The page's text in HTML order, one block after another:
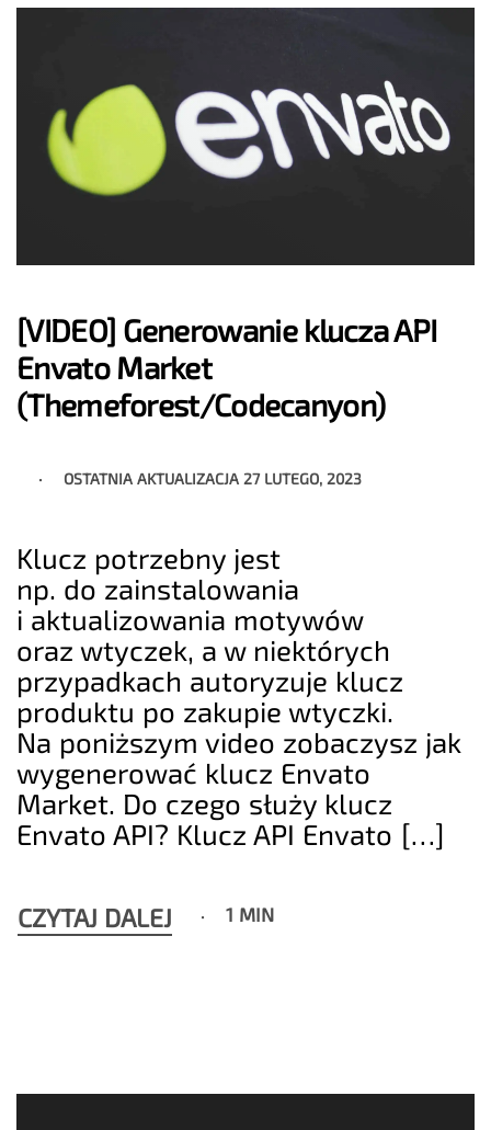
[VIDEO] Generowanie klucza API
Envato Market
(Themeforest/Codecanyon)
OSTATNIA AKTUALIZACJA 27 LUTEGO, 2023
Klucz potrzebny jest
np. do zainstalowania
i aktualizowania motywów
oraz wtyczek, a w niektórych
przypadkach autoryzuje klucz
produktu po zakupie wtyczki.
Na poniższym video zobaczysz jak
wygenerować klucz Envato
Market. Do czego służy klucz
Envato API? Klucz API Envato […]
CZYTAJ DALEJ 1 MIN